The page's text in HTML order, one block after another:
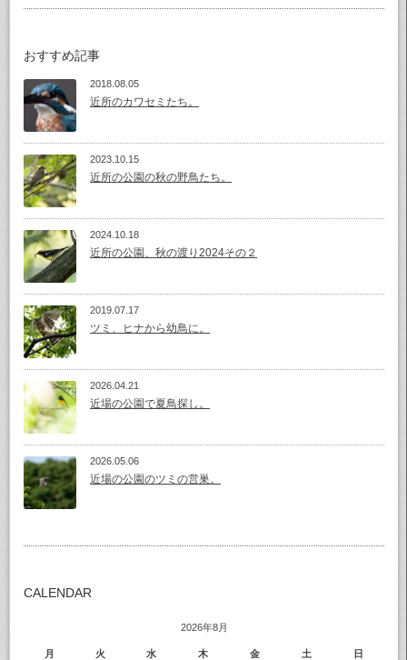
おすすめ記事
2018.08.05
近所のカワセミたち。
2023.10.15
近所の公園の秋の野鳥たち。
2024.10.18
近所の公園、秋の渡り2024その２
2019.07.17
ツミ、ヒナから幼鳥に。
2026.04.21
近場の公園で夏鳥探し。
2026.05.06
近場の公園のツミの営巣。
CALENDAR
2026年8月
月 火 水 木 金 土 日